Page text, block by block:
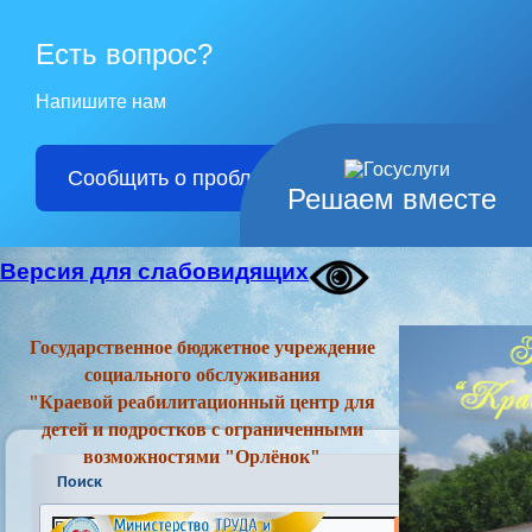
Решаем вместе
Есть вопрос?
Напишите нам
Сообщить о проблеме
Версия для слабовидящих
Государственное бюджетное учреждение
социального обслуживания
"Краевой реабилитационный центр для
детей и подростков с ограниченными
возможностями "Орлёнок"
Поиск